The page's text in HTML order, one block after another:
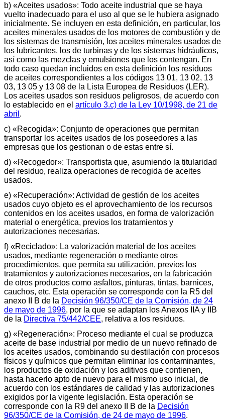
b) «Aceites usados»: Todo aceite industrial que se haya
vuelto inadecuado para el uso al que se le hubiera asignado
inicialmente. Se incluyen en esta definición, en particular, los
aceites minerales usados de los motores de combustión y de
los sistemas de transmisión, los aceites minerales usados de
los lubricantes, los de turbinas y de los sistemas hidráulicos,
así como las mezclas y emulsiones que los contengan. En
todo caso quedan incluidos en esta definición los residuos
de aceites correspondientes a los códigos 13 01, 13 02, 13
03, 13 05 y 13 08 de la Lista Europea de Residuos (LER).
Los aceites usados son residuos peligrosos, de acuerdo con
lo establecido en el artículo 3.c) de la Ley 10/1998, de 21 de
abril .
c) «Recogida»: Conjunto de operaciones que permitan
transportar los aceites usados de los poseedores a las
empresas que los gestionan o de estas entre sí.
d) «Recogedor»: Transportista que, asumiendo la titularidad
del residuo, realiza operaciones de recogida de aceites
usados.
e) «Recuperación»: Actividad de gestión de los aceites
usados cuyo objeto es el aprovechamiento de los recursos
contenidos en los aceites usados, en forma de valorización
material o energética, previos los tratamientos y
autorizaciones necesarias.
f) «Reciclado»: La valorización material de los aceites
usados, mediante regeneración o mediante otros
procedimientos, que permita su utilización, previos los
tratamientos y autorizaciones necesarios, en la fabricación
de otros productos como asfaltos, pinturas, tintas, barnices,
cauchos, etc. Esta operación se corresponde con la R5 del
anexo II B de la Decisión 96/350/CE de la Comisión, de 24
de mayo de 1996, por la que se adaptan los Anexos IIA y IIB
de la Directiva 75/442/CEE, relativa a los residuos.
g) «Regeneración»: Proceso mediante el cual se produzca
aceite de base industrial por medio de un nuevo refinado de
los aceites usados, combinando su destilación con procesos
físicos y químicos que permitan eliminar los contaminantes,
los productos de oxidación y los aditivos que contienen,
hasta hacerlo apto de nuevo para el mismo uso inicial, de
acuerdo con los estándares de calidad y las autorizaciones
exigidos por la vigente legislación. Esta operación se
corresponde con la R9 del anexo II B de la Decisión
96/350/CE de la Comisión, de 24 de mayo de 1996.